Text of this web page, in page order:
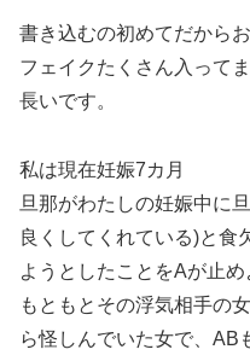
書き込むの初めてだから
フェイクたくさん入ってま
長いです。
私は現在妊娠7カ月
旦那がわたしの妊娠中に
良くしてくれている)と食
ようとしたことをAが止め
もともとその浮気相手の
ら怪しんでいた女で、AB